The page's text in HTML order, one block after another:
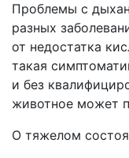
Проблемы с
разных
от недостатка
такая
и без
животное может
О тяжелом